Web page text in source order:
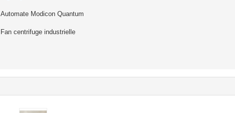
Automate Modicon Quantum
Fan centrifuge industrielle